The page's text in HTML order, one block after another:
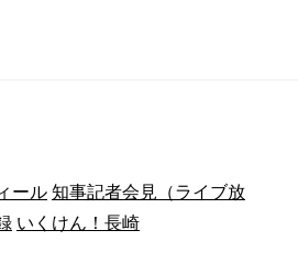
ール 知事記者会見（ライブ放
いくけん！長崎